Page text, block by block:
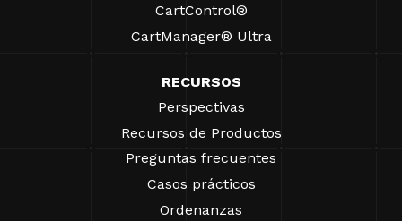
CartControl®
CartManager® Ultra
RECURSOS
Perspectivas
Recursos de Productos
Preguntas frecuentes
Casos prácticos
Ordenanzas